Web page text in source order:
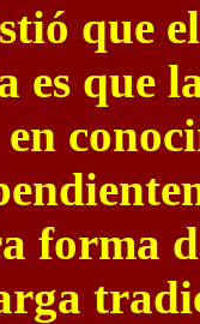
que
es que
forma